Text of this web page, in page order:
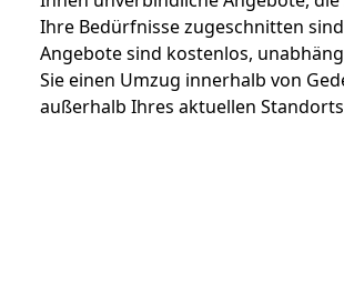
Ihre Bedürfnisse zugeschnitten
Angebote sind kostenlos,
Sie einen Umzug innerhalb von
außerhalb Ihres aktuellen